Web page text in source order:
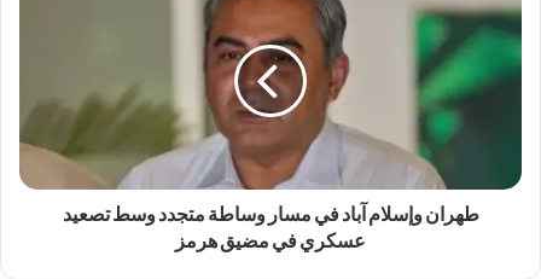
طهران وإسلام آباد في مسار وساطة متجدد وسط تصعيد
عسكري في مضيق هرمز